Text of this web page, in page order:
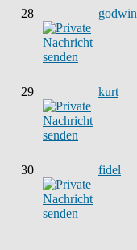
28 godwin
29 kurt
30 fidel